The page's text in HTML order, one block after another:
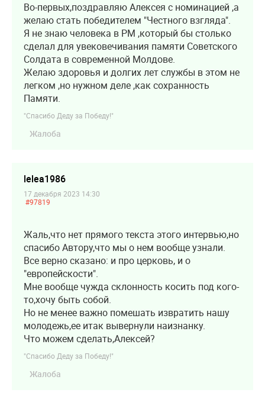
Во-первых,поздравляю Алексея с номинацией ,а
желаю стать победителем "Честного взгляда".
Я не знаю человека в РМ ,который бы столько
сделал для увековечивания памяти Советского
Солдата в современной Молдове.
Желаю здоровья и долгих лет службы в этом не
легком ,но нужном деле ,как сохранность
Памяти.
"Спасибо Деду за Победу!"
Жалоба
lelea1986
17 декабря 2023 14:30
#97819
Жаль,что нет прямого текста этого интервью,но
спасибо Автору,что мы о нем вообще узнали.
Все верно сказано: и про церковь, и о
"европейскости".
Мне вообще чужда склонность косить под кого-
то,хочу быть собой.
Но не менее важно помешать извратить нашу
молодежь,ее итак вывернули наизнанку.
Что можем сделать,Алексей?
"Спасибо Деду за Победу!"
Жалоба